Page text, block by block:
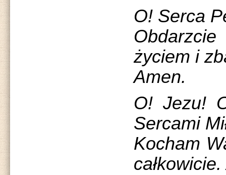
O! Serca
życiem i
Amen.
O! Jezu!
Sercami
Kocham